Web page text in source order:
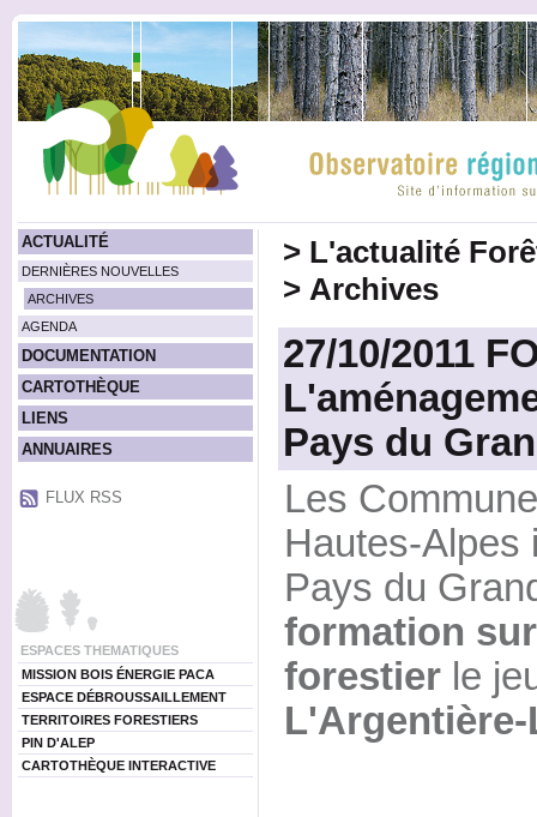
ACTUALITÉ
DERNIÈRES NOUVELLES
ARCHIVES
AGENDA
DOCUMENTATION
CARTOTHÈQUE
LIENS
ANNUAIRES
FLUX RSS
ESPACES THEMATIQUES
MISSION BOIS ÉNERGIE PACA
ESPACE DÉBROUSSAILLEMENT
TERRITOIRES FORESTIERS
PIN D'ALEP
CARTOTHÈQUE INTERACTIVE
> L'actualité
> Archives
27/10/2011
Pays du
Les
Hautes-Alpes
Pays du
formation
forestierle
L'Argentière-